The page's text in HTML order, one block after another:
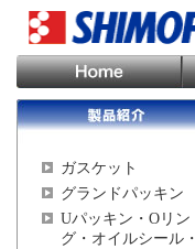
ガスケット
グランドパッキン
Uパッキン・Oリン
グ・オイルシール・